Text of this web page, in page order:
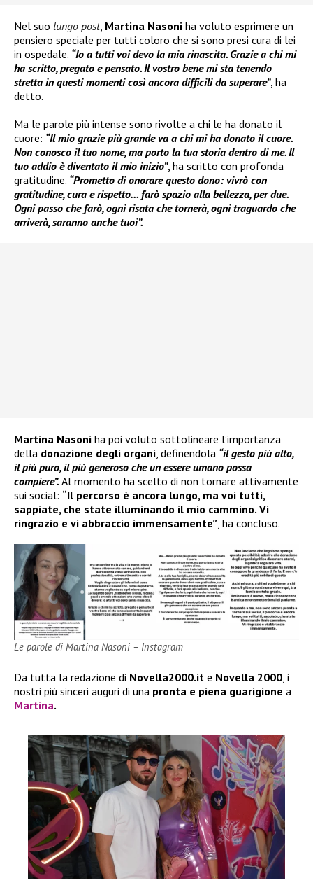
Nel suo lungo post, Martina Nasoni ha voluto esprimere un
pensiero speciale per tutti coloro che si sono presi cura di lei
in ospedale. “Io a tutti voi devo la mia rinascita. Grazie a chi mi
ha scritto, pregato e pensato. Il vostro bene mi sta tenendo
stretta in questi momenti così ancora difficili da superare”, ha
detto.
Ma le parole più intense sono rivolte a chi le ha donato il
cuore: “Il mio grazie più grande va a chi mi ha donato il cuore.
Non conosco il tuo nome, ma porto la tua storia dentro di me. Il
tuo addio è diventato il mio inizio”, ha scritto con profonda
gratitudine. “Prometto di onorare questo dono: vivrò con
gratitudine, cura e rispetto… farò spazio alla bellezza, per due.
Ogni passo che farò, ogni risata che tornerà, ogni traguardo che
arriverà, saranno anche tuoi”.
Martina Nasoni ha poi voluto sottolineare l’importanza
della donazione degli organi, definendola “il gesto più alto,
il più puro, il più generoso che un essere umano possa
compiere”. Al momento ha scelto di non tornare attivamente
sui social: “Il percorso è ancora lungo, ma voi tutti,
sappiate, che state illuminando il mio cammino. Vi
ringrazio e vi abbraccio immensamente”, ha concluso.
Le parole di Martina Nasoni – Instagram
Da tutta la redazione di Novella2000.it e Novella 2000 , i
nostri più sinceri auguri di una pronta e piena guarigione a
Martina.